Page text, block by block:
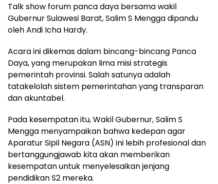
Talk show forum panca daya bersama wakil
Gubernur Sulawesi Barat, Salim S Mengga dipandu
oleh Andi Icha Hardy.
Acara ini dikemas dalam bincang-bincang Panca
Daya, yang merupakan lima misi strategis
pemerintah provinsi. Salah satunya adalah
tatakelolah sistem pemerintahan yang transparan
dan akuntabel.
Pada kesempatan itu, Wakil Gubernur, Salim S
Mengga menyampaikan bahwa kedepan agar
Aparatur Sipil Negara (ASN) ini lebih profesional dan
bertanggungjawab kita akan memberikan
kesempatan untuk menyelesaikan jenjang
pendidikan S2 mereka.